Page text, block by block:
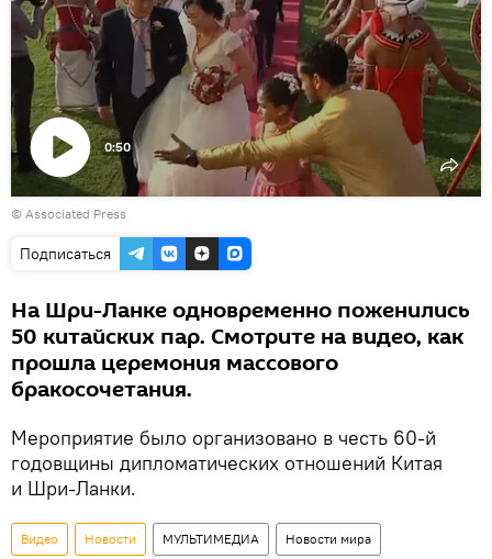
Воспроизвести
видео
0:50
© Associated Press
Подписаться
На Шри-Ланке одновременно поженились
50 китайских пар. Смотрите на видео, как
прошла церемония массового
бракосочетания.
Мероприятие было организовано в честь 60-й
годовщины дипломатических отношений Китая
и Шри-Ланки.
Видео Новости МУЛЬТИМЕДИА Новости мира